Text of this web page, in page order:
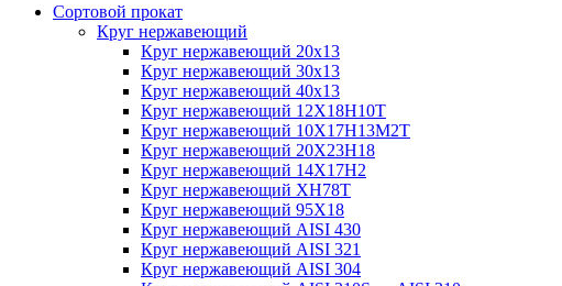
Сортовой прокат
Круг нержавеющий
Круг нержавеющий 20х13
Круг нержавеющий 30х13
Круг нержавеющий 40х13
Круг нержавеющий 12Х18Н10Т
Круг нержавеющий 10Х17Н13М2T
Круг нержавеющий 20Х23Н18
Круг нержавеющий 14Х17Н2
Круг нержавеющий ХН78Т
Круг нержавеющий 95Х18
Круг нержавеющий AISI 430
Круг нержавеющий AISI 321
Круг нержавеющий AISI 304